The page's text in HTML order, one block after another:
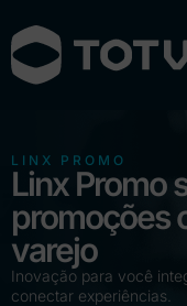
LINX PROMO
Linx Promo
promoções
varejo
Inovação para você
conectar experiências.